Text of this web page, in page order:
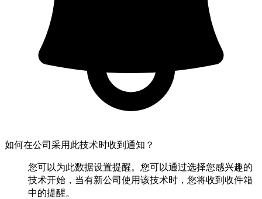
如何在公司采用此技术时收到通知？
您可以为此数据设置提醒。您可以通过选择您感兴趣的
技术开始，当有新公司使用该技术时，您将收到收件箱
中的提醒。